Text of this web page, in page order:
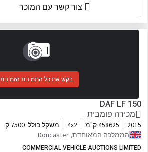
צור קשר עם המוכר
בקש את כל התמונות הזמינות
DAF LF 150
מכירה פומבית
2015 458625 ק"מ 4x2 משקל כולל: 7500 ק
הממלכה המאוחדת, Doncaster
COMMERCIAL VEHICLE AUCTIONS LIMITED